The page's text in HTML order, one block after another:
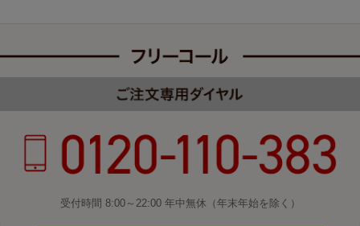
受付時間 8:00～22:00 年中無休（年末年始を除く）